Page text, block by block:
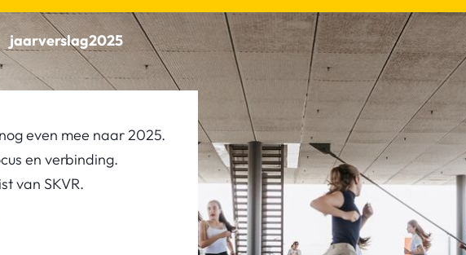
jaarverslag2025
even mee naar 2025.
en verbinding.
van SKVR.